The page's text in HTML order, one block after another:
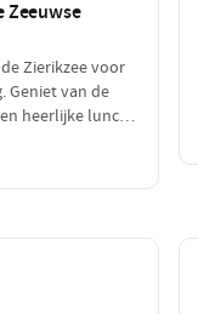
Zeeuwse
Zierikzee voor
Geniet van de
heerlijke lunch
midden van